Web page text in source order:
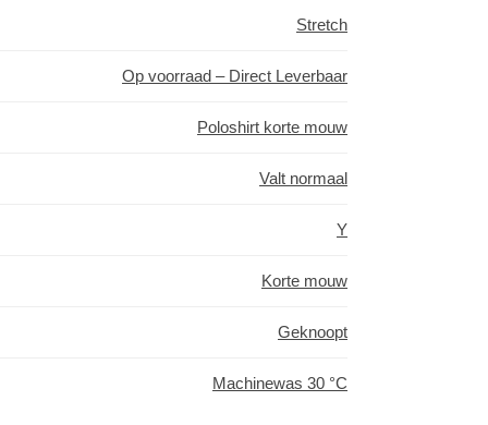
Stretch
Op voorraad – Direct Leverbaar
Poloshirt korte mouw
Valt normaal
Y
Korte mouw
Geknoopt
Machinewas 30 °C